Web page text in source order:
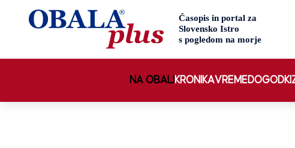
NA OBALI KRONIKAVREMEDOGODKI